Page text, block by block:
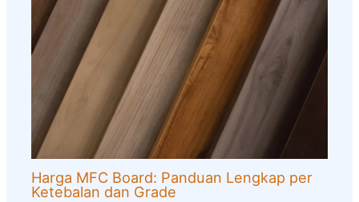
Harga MFC Board: Panduan Lengkap per
Ketebalan dan Grade